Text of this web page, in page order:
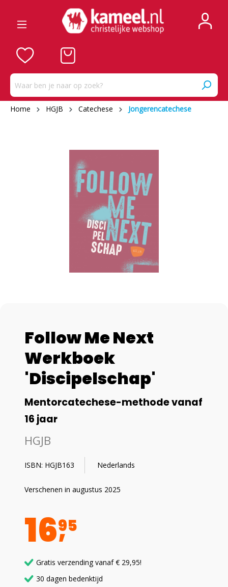
Home HGJB Catechese Jongerencatechese
Follow Me Next
Werkboek
'Discipelschap'
Mentorcatechese-methode vanaf
16 jaar
HGJB
ISBN: HGJB163 Nederlands
Verschenen in augustus 2025
1695
Gratis verzending vanaf € 29,95!
30 dagen bedenktijd